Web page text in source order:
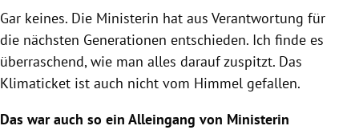
Gar keines. Die Ministerin hat aus Verantwortung für
die nächsten Generationen entschieden. Ich finde es
überraschend, wie man alles darauf zuspitzt. Das
Klimaticket ist auch nicht vom Himmel gefallen.
Das war auch so ein Alleingang von Ministerin